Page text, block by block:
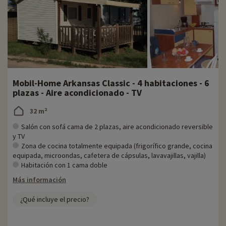
Mobil-Home Arkansas Classic - 4 habitaciones - 6
plazas - Aire acondicionado - TV
32 m²
Salón con sofá cama de 2 plazas, aire acondicionado reversible
y TV
Zona de cocina totalmente equipada (frigorífico grande, cocina
equipada, microondas, cafetera de cápsulas, lavavajillas, vajilla)
Habitación con 1 cama doble
Más información
¿Qué incluye el precio?